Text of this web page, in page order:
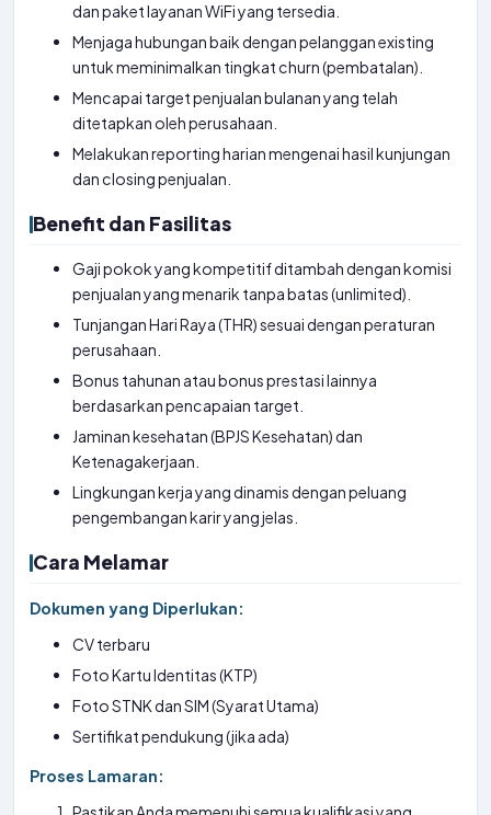
dan paket layanan WiFi yang tersedia.
Menjaga hubungan baik dengan pelanggan existing
untuk meminimalkan tingkat churn (pembatalan).
Mencapai target penjualan bulanan yang telah
ditetapkan oleh perusahaan.
Melakukan reporting harian mengenai hasil kunjungan
dan closing penjualan.
Benefit dan Fasilitas
Gaji pokok yang kompetitif ditambah dengan komisi
penjualan yang menarik tanpa batas (unlimited).
Tunjangan Hari Raya (THR) sesuai dengan peraturan
perusahaan.
Bonus tahunan atau bonus prestasi lainnya
berdasarkan pencapaian target.
Jaminan kesehatan (BPJS Kesehatan) dan
Ketenagakerjaan.
Lingkungan kerja yang dinamis dengan peluang
pengembangan karir yang jelas.
Cara Melamar
Dokumen yang Diperlukan:
CV terbaru
Foto Kartu Identitas (KTP)
Foto STNK dan SIM (Syarat Utama)
Sertifikat pendukung (jika ada)
Proses Lamaran: